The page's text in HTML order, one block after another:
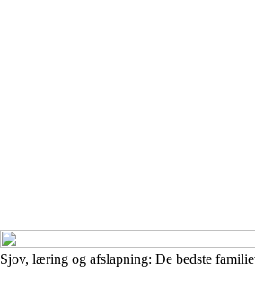
Sjov, læring og afslapning: De bedste